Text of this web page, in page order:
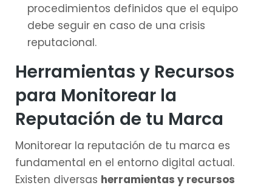
procedimientos definidos que el equipo
debe seguir en caso de una crisis
reputacional.
Herramientas y Recursos
para Monitorear la
Reputación de tu Marca
Monitorear la reputación de tu marca es
fundamental en el entorno digital actual.
Existen diversas herramientas y recursos